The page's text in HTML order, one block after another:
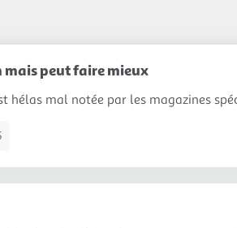
mais peut faire mieux
hélas mal notée par les magazines